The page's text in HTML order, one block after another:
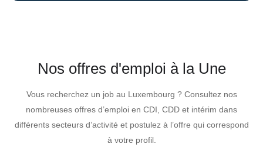
Nos offres d'emploi à la Une
Vous recherchez un job au Luxembourg ? Consultez nos
nombreuses offres d’emploi en CDI, CDD et intérim dans
différents secteurs d’activité et postulez à l’offre qui correspond
à votre profil.